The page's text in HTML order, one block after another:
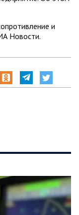
и
Новости.